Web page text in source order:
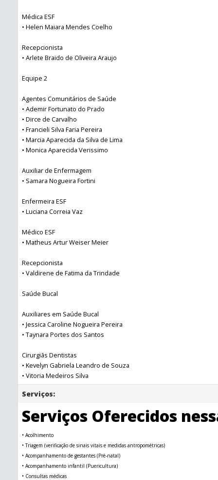
Médica ESF
• Helen Maiara Mendes Coelho
Recepcionista
• Arlete Braido de Oliveira Araujo
Equipe 2
Agentes Comunitários de Saúde
• Ademir Fortunato do Prado
• Dirce de Carvalho
• Francieli Silva Faria Pereira
• Marcia Aparecida da Silva de Lima
• Monica Aparecida Verissimo
Auxiliar de Enfermagem
• Samara Nogueira Fortini
Enfermeira ESF
• Luciana Correia Vaz
Médico ESF
• Matheus Artur Weiser Meier
Recepcionista
• Valdirene de Fatima da Trindade
Saúde Bucal
Auxiliares em Saúde Bucal
• Jessica Caroline Nogueira Pereira
• Taynara Portes dos Santos
Cirurgiãs Dentistas
• Kevelyn Gabriela Leandro de Souza
• Vitoria Medeiros Silva
Serviços:
Serviços Oferecidos
• Acolhimento
• Triagem (verificação de sinais vitais e medidas antropométricas)
• Acompanhamento de gestantes (Pré-natal)
• Acompanhamento infantil (Puericultura)
• Consultas médicas